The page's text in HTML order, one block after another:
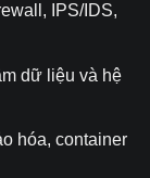
IPS/IDS,
dữ liệu và hệ
hóa, container